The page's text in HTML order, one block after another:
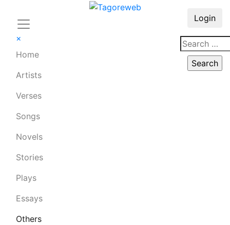
×
Home
Artists
Verses
Songs
Novels
Stories
Plays
Essays
Others
Login